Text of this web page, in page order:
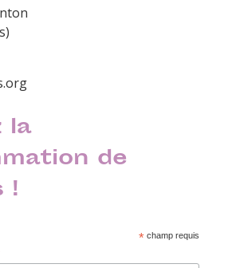
la
de
!
* champ requis